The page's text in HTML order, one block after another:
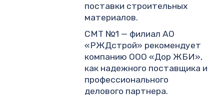
поставки строительных
материалов.
СМТ №1 — филиал АО
«РЖДстрой» рекомендует
компанию ООО «Дор ЖБИ»,
как надежного поставщика и
профессионального
делового партнера.